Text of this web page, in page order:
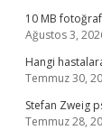
10 MB
Ağustos 3,
Hangi
Temmuz 30,
Stefan Zweig
Temmuz 28,